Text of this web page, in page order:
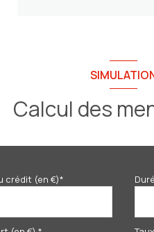
Calcul des
crédit (en €)*